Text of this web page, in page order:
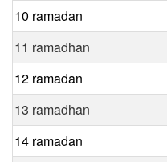
10 ramadan
11 ramadhan
12 ramadan
13 ramadhan
14 ramadan